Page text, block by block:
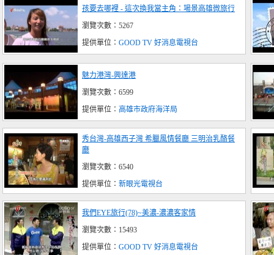
孩要去哪裡 - 這次換我當主角：場景高雄微旅行
瀏覽次數：5267
提供單位： GOOD TV 好消息電視台
魅力港灣-興達港
瀏覽次數：6599
提供單位： 高雄市政府海洋局
秀台灣-高雄西子灣 希臘風情餐廳 三明治乳酪餐
廳
瀏覽次數：6540
提供單位： 新眼光電視台
我們EYE旅行(78)~美濃-濃濃客家情
瀏覽次數：15493
提供單位： GOOD TV 好消息電視台